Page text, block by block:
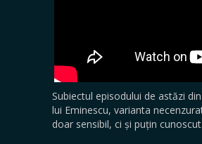
Subiectul episodului de astăzi
lui Eminescu, varianta
doar sensibil, ci și puțin cunoscut.